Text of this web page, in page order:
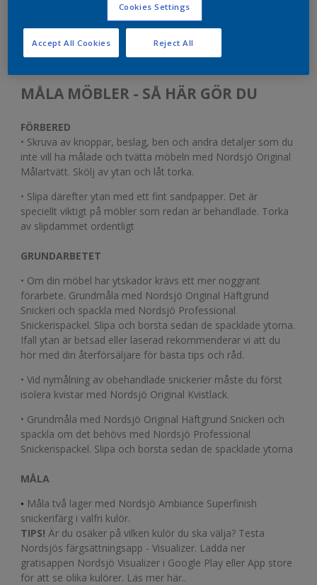
MÅLA MÖBLER - SÅ HÄR GÖR DU
FÖRBERED
• Skruva av knoppar, beslag, ben och andra detaljer som du
inte vill ha målade och tvätta möbeln med Nordsjö Original
Målartvätt. Skölj av ytan och låt torka.
• Slipa därefter ytan med ett fint sandpapper. Det är
speciellt viktigt på möbler som redan är behandlade. Torka
av slipdammet ordentligt
GRUNDARBETET
• Om din möbel har ytskador krävs ett mer noggrant
förarbete. Grundmåla med Nordsjö Original Häftgrund
Snickeri och spackla med Nordsjö Professional
Snickerispackel. Slipa och borsta sedan de spacklade ytorna.
Ifall ytan är betsad eller laserad rekommenderar vi att du
hör med din återförsäljare för bästa tips och råd.
• Vid nymålning av obehandlade snickerier måste du först
isolera kvistar med Nordsjö Original Kvistlack.
• Grundmåla med Nordsjö Original Häftgrund Snickeri och
spackla om det behövs med Nordsjö Professional
Snickerispackel. Slipa och borsta sedan de spacklade ytorna
MÅLA
• Måla två lager med Nordsjö Ambiance Superfinish
snickerifärg i valfri kulör.
TIPS! Är du osäker på vilken kulör du ska välja? Testa
Nordsjös färgsättningsapp - Visualizer. Ladda ner
gratisappen Nordsjö Visualizer i Google Play eller App store
för att se olika kulörer. Läs mer här..
Cookies Settings
Reject All
Accept All Cookies